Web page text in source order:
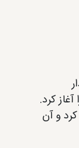
کرد.
را میزبانی می کرد و آن